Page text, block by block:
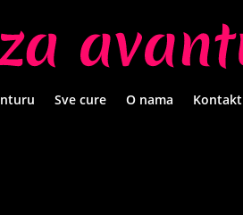
Sve cure O nama Kontakt